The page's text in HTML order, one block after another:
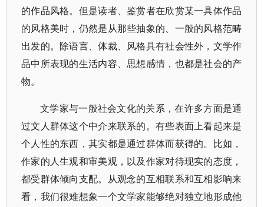
的作品风格。但是读者、鉴赏者在欣赏某一具体作品
的风格美时，仍然是从那些抽象的、一般的风格范畴
出发的。除语言、体裁、风格具有社会性外，文学作
品中所表现的生活内容、思想感情，也都是社会的产
物。
文学家与一般社会文化的关系，在许多方面是通
过文人群体这个中介来联系的。有些表面上看起来是
个人性的东西，其实都是通过群体而获得的。比如，
作家的人生观和审美观，以及作家对待现实的态度，
都受群体倾向支配。从观念的互相联系和互相影响来
看，我们很难想象一个文学家能够绝对独立地形成他